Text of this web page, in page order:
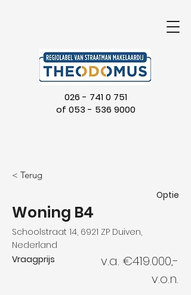
026 - 741 0 751
of 053 - 536 9000
< Terug
Optie
Woning B4
Schoolstraat 14, 6921 ZP Duiven,
Nederland
Vraagprijs
v.a. €419.000,-
v.o.n.